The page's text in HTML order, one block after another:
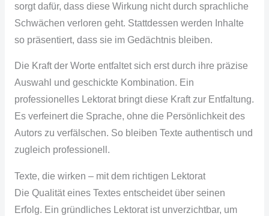
sorgt dafür, dass diese Wirkung nicht durch sprachliche
Schwächen verloren geht. Stattdessen werden Inhalte
so präsentiert, dass sie im Gedächtnis bleiben.
Die Kraft der Worte entfaltet sich erst durch ihre präzise
Auswahl und geschickte Kombination. Ein
professionelles Lektorat bringt diese Kraft zur Entfaltung.
Es verfeinert die Sprache, ohne die Persönlichkeit des
Autors zu verfälschen. So bleiben Texte authentisch und
zugleich professionell.
Texte, die wirken – mit dem richtigen Lektorat
Die Qualität eines Textes entscheidet über seinen
Erfolg. Ein gründliches Lektorat ist unverzichtbar, um